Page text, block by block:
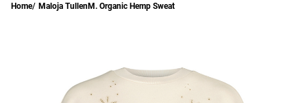
Home Maloja TullenM. Organic Hemp Sweat